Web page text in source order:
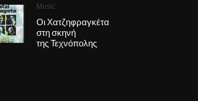
Music
Οι Χατζηφραγκέτα
στη σκηνή
της Τεχνόπολης